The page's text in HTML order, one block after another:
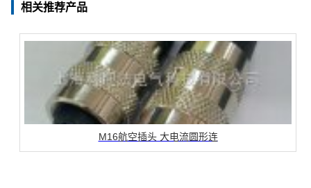
相关推荐产品
M16航空插头 大电流圆形连